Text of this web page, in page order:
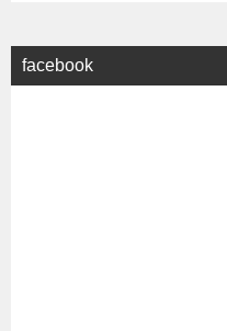
facebook